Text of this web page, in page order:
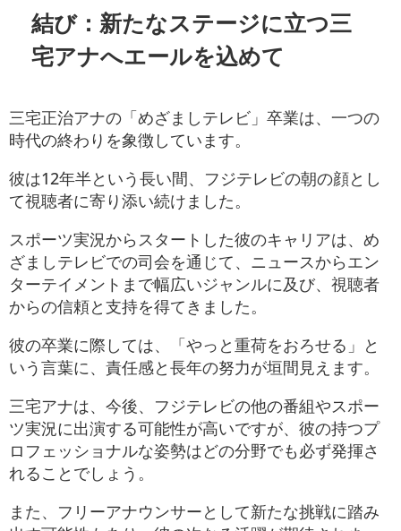
結び：新たなステージに立つ三
宅アナへエールを込めて
三宅正治アナの「めざましテレビ」卒業は、一つの
時代の終わりを象徴しています。
彼は12年半という長い間、フジテレビの朝の顔とし
て視聴者に寄り添い続けました。
スポーツ実況からスタートした彼のキャリアは、め
ざましテレビでの司会を通じて、ニュースからエン
ターテイメントまで幅広いジャンルに及び、視聴者
からの信頼と支持を得てきました。
彼の卒業に際しては、「やっと重荷をおろせる」と
いう言葉に、責任感と長年の努力が垣間見えます。
三宅アナは、今後、フジテレビの他の番組やスポー
ツ実況に出演する可能性が高いですが、彼の持つプ
ロフェッショナルな姿勢はどの分野でも必ず発揮さ
れることでしょう。
また、フリーアナウンサーとして新たな挑戦に踏み